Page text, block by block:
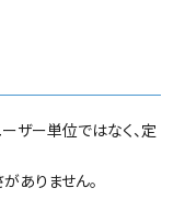
ザー単位ではなく、定
ありません。